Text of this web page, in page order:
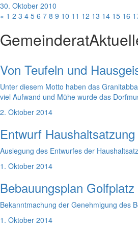
30. Oktober 2010
« 1 2 3 4 5 6 7 8 9 10 11 12 13 14 15 16
Gemeinderat
Von Teufeln und
Unter diesem Motto haben das
viel Aufwand und Mühe wurde das
2. Oktober 2014
Entwurf
Auslegung des Entwurfes der
1. Oktober 2014
Bebauungsplan
Bekanntmachung der Genehmigung des
1. Oktober 2014